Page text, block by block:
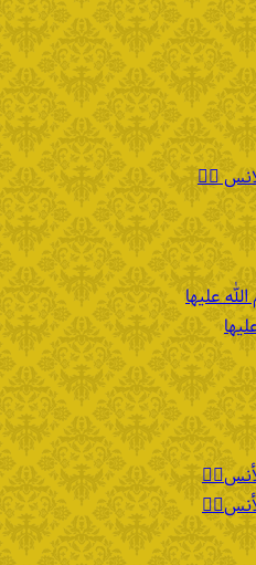
۵️⃣
علیها